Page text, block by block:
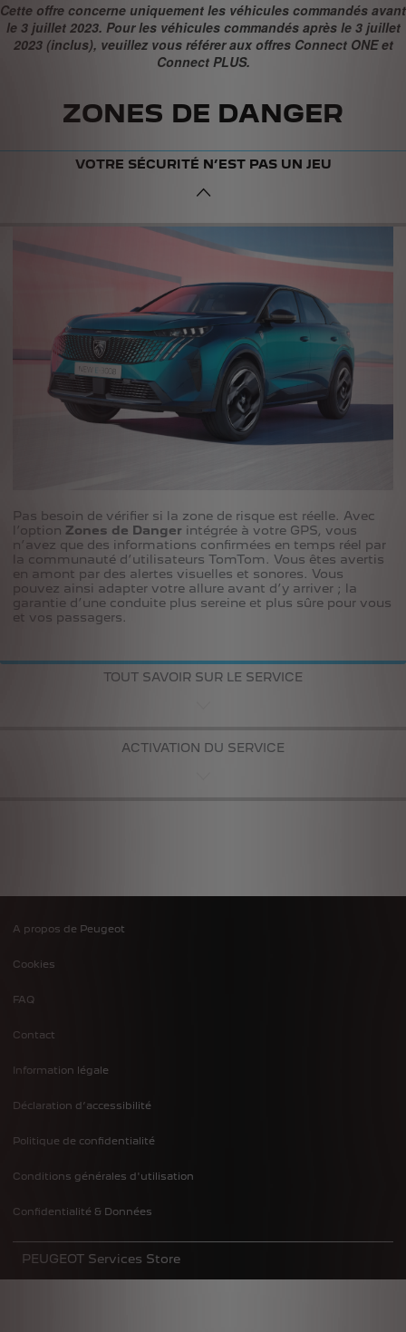
Cette offre concerne uniquement les véhicules commandés avant
le 3 juillet 2023. Pour les véhicules commandés après le 3 juillet
2023 (inclus), veuillez vous référer aux offres Connect ONE et
Connect PLUS.
ZONES DE DANGER
VOTRE SÉCURITÉ N’EST PAS UN JEU
Pas besoin de vérifier si la zone de risque est réelle. Avec
l’option Zones de Danger intégrée à votre GPS, vous
n’avez que des informations confirmées en temps réel par
la communauté d’utilisateurs TomTom. Vous êtes avertis
en amont par des alertes visuelles et sonores. Vous
pouvez ainsi adapter votre allure avant d’y arriver ; la
garantie d’une conduite plus sereine et plus sûre pour vous
et vos passagers.
TOUT SAVOIR SUR LE SERVICE
ACTIVATION DU SERVICE
Footer
menu
A propos de Peugeot
Cookies
FAQ
Contact
Information légale
Déclaration d’accessibilité
Politique de confidentialité
Conditions générales d'utilisation
Confidentialité & Données
PEUGEOT Services Store